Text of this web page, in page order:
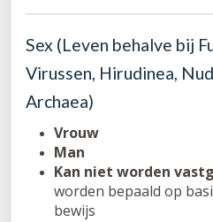
Sex (Leven behalve bij
Virussen, Hirudinea,
Archaea)
Vrouw
Man
Kan niet worden
worden bepaald op
bewijs